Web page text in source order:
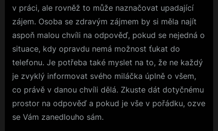
v práci, ale rovněž to může naznačovat upadající
zájem. Osoba se zdravým zájmem by si měla najít
aspoň malou chvíli na odpověď, pokud se nejedná o
situace, kdy opravdu nemá možnost ťukat do
telefonu. Je potřeba také myslet na to, že ne každý
je zvyklý informovat svého miláčka úplně o všem,
co právě v danou chvíli dělá. Zkuste dát dotyčnému
prostor na odpověď a pokud je vše v pořádku, ozve
se Vám zanedlouho sám.